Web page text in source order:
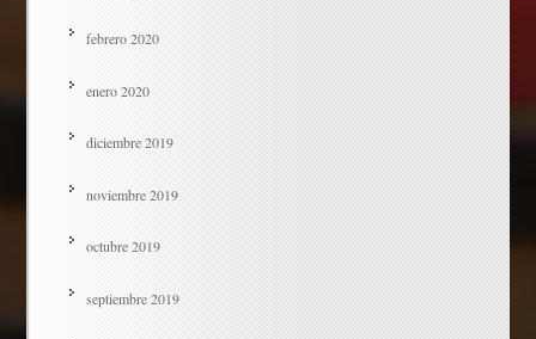
febrero 2020
enero 2020
diciembre 2019
noviembre 2019
octubre 2019
septiembre 2019